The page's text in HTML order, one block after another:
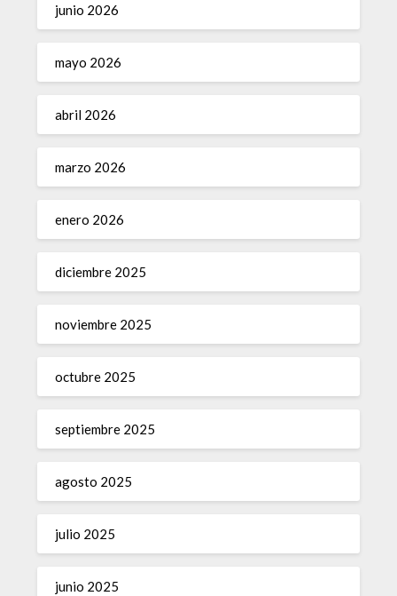
junio 2026
mayo 2026
abril 2026
marzo 2026
enero 2026
diciembre 2025
noviembre 2025
octubre 2025
septiembre 2025
agosto 2025
julio 2025
junio 2025